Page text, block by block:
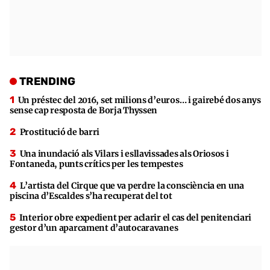
TRENDING
Un préstec del 2016, set milions d’euros… i gairebé dos anys
sense cap resposta de Borja Thyssen
Prostitució de barri
Una inundació als Vilars i esllavissades als Oriosos i
Fontaneda, punts crítics per les tempestes
L’artista del Cirque que va perdre la consciència en una
piscina d’Escaldes s’ha recuperat del tot
Interior obre expedient per aclarir el cas del penitenciari
gestor d’un aparcament d’autocaravanes